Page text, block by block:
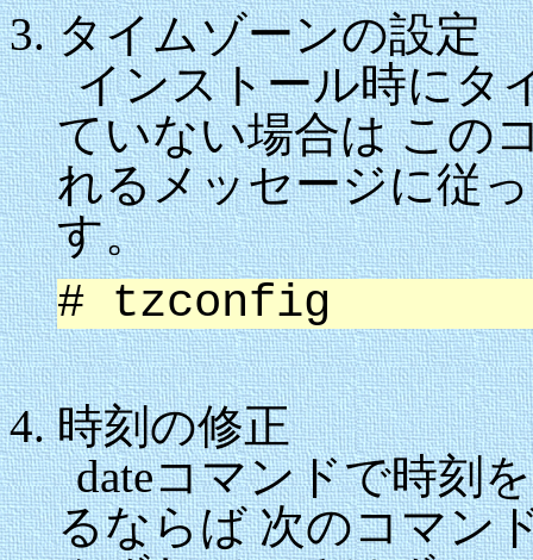
タイムゾーンの設定
インストール時にタ
ていない場合は この
れるメッセージに従
す。
# tzconfig
時刻の修正
dateコマンドで時刻
るならば 次のコマン